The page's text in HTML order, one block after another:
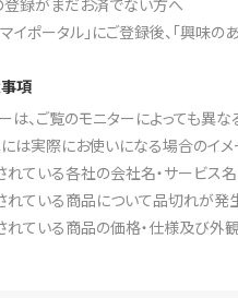
ポータル」にご登録後、「興味の
項
は、ご覧のモニターによっても異
は実際にお使いになる場合のイメ
れている各社の会社名・サービス
れている商品について品切れが発
れている商品の価格・仕様及び外